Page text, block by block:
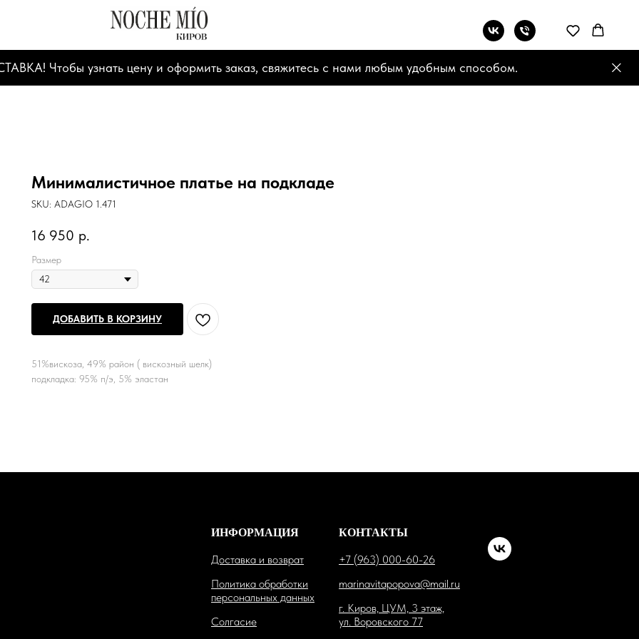
Чтобы узнать цену и оформить заказ, свяжитесь с нами любым удобным способом.
Минималистичное платье на подкладе
SKU: ADAGIO 1.471
16 950 р.
Размер
ДОБАВИТЬ В КОРЗИНУ
51%вискоза, 49% район ( вискозный шелк)
подкладка: 95% п/э, 5% эластан
ИНФОРМАЦИЯ
Доставка и возврат
Политика обработки
персональных данных
Солгасие
КОНТАКТЫ
+7 (963) 000-60-26
marinavitapopova@mail.ru
г. Киров, ЦУМ, 3 этаж,
ул. Воровского 77